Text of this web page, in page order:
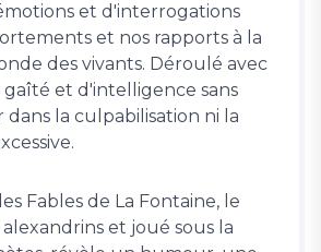
et d'interrogations
et nos rapports à la
des vivants. Déroulé avec
et d'intelligence sans
dans la culpabilisation ni la
Fables de La Fontaine, le
et joué sous la